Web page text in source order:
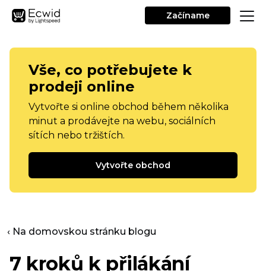
Začíname
Vše, co potřebujete k
prodeji online
Vytvořte si online obchod během několika
minut a prodávejte na webu, sociálních
sítích nebo tržištích.
Vytvořte obchod
‹ Na domovskou stránku blogu
7 kroků k přilákání